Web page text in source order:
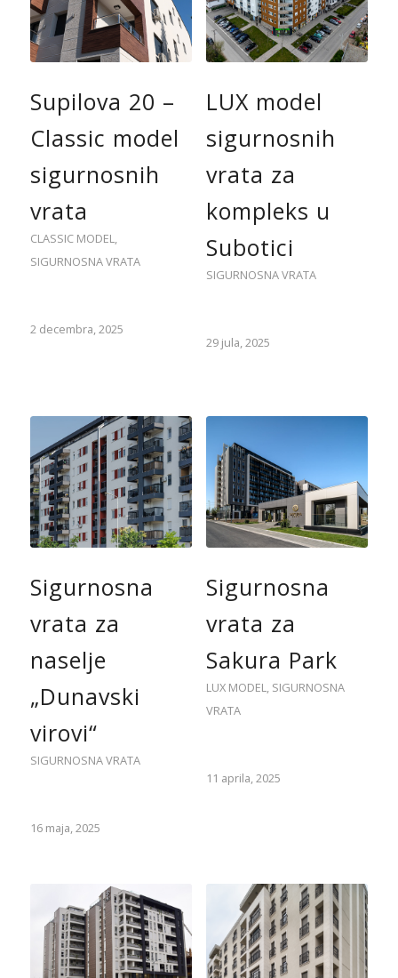
Supilova 20 –
Classic model
sigurnosnih
vrata
CLASSIC MODEL,
SIGURNOSNA VRATA
2 decembra, 2025
LUX model
sigurnosnih
vrata za
kompleks u
Subotici
SIGURNOSNA VRATA
29 jula, 2025
Sigurnosna
vrata za
naselje
„Dunavski
virovi“
SIGURNOSNA VRATA
16 maja, 2025
Sigurnosna
vrata za
Sakura Park
LUX MODEL, SIGURNOSNA
VRATA
11 aprila, 2025